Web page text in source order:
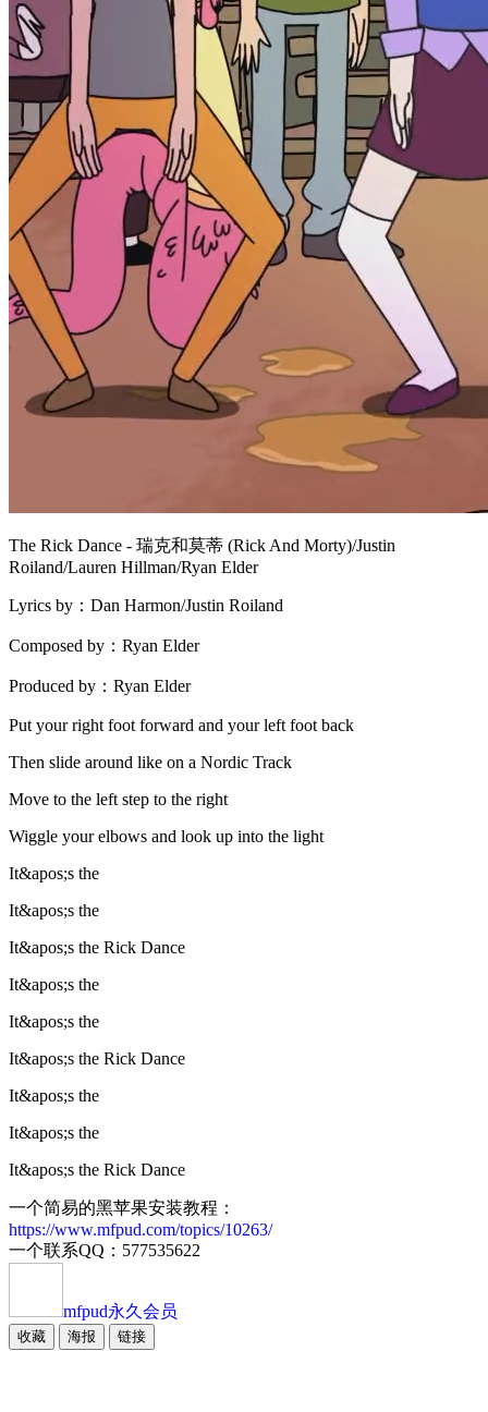
The Rick Dance - 瑞克和莫蒂 (Rick And Morty)/Justin
Roiland/Lauren Hillman/Ryan Elder
Lyrics by：Dan Harmon/Justin Roiland
Composed by：Ryan Elder
Produced by：Ryan Elder
Put your right foot forward and your left foot back
Then slide around like on a Nordic Track
Move to the left step to the right
Wiggle your elbows and look up into the light
It&apos;s the
It&apos;s the
It&apos;s the Rick Dance
It&apos;s the
It&apos;s the
It&apos;s the Rick Dance
It&apos;s the
It&apos;s the
It&apos;s the Rick Dance
一个简易的黑苹果安装教程：
https://www.mfpud.com/topics/10263/
一个联系QQ：577535622
mfpud永久会员
收藏 海报 链接